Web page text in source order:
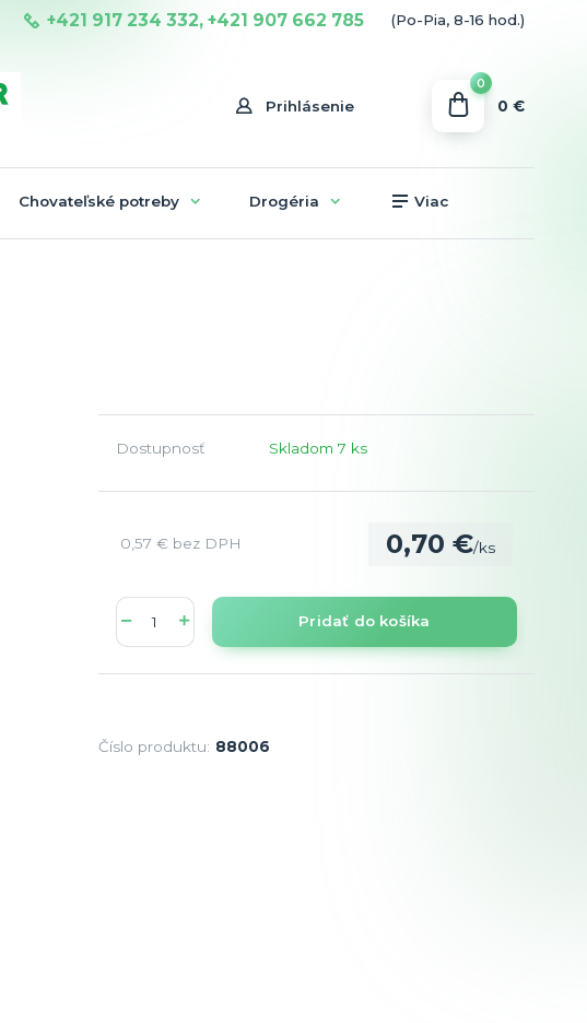
Prihlásenie
+421 917 234 332, +421 907 662 785 (Po-Pia, 8-16 hod.)
0
0 €
Chovateľské potreby Drogéria Viac
Dostupnosť Skladom 7 ks
0,70 €/ks
0,57 € bez DPH
Pridať do košíka
Číslo produktu: 88006